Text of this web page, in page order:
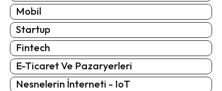
Mobil
Startup
Fintech
E-Ticaret Ve Pazaryerleri
Nesnelerin İnterneti - IoT